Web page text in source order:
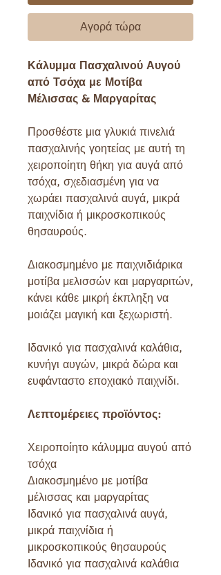
Αγορά τώρα
Κάλυμμα Πασχαλινού Αυγού
από Τσόχα με Μοτίβα
Μέλισσας & Μαργαρίτας
Προσθέστε μια γλυκιά πινελιά
πασχαλινής γοητείας με αυτή τη
χειροποίητη θήκη για αυγά από
τσόχα, σχεδιασμένη για να
χωράει πασχαλινά αυγά, μικρά
παιχνίδια ή μικροσκοπικούς
θησαυρούς.
Διακοσμημένο με παιχνιδιάρικα
μοτίβα μελισσών και μαργαριτών,
κάνει κάθε μικρή έκπληξη να
μοιάζει μαγική και ξεχωριστή.
Ιδανικό για πασχαλινά καλάθια,
κυνήγι αυγών, μικρά δώρα και
ευφάνταστο εποχιακό παιχνίδι.
Λεπτομέρειες προϊόντος:
Χειροποίητο κάλυμμα αυγού από
τσόχα
Διακοσμημένο με μοτίβα
μέλισσας και μαργαρίτας
Ιδανικό για πασχαλινά αυγά,
μικρά παιχνίδια ή
μικροσκοπικούς θησαυρούς
Ιδανικό για πασχαλινά καλάθια